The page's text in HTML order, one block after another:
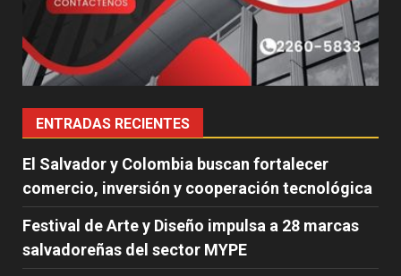
ENTRADAS RECIENTES
El Salvador y Colombia buscan fortalecer
comercio, inversión y cooperación tecnológica
Festival de Arte y Diseño impulsa a 28 marcas
salvadoreñas del sector MYPE